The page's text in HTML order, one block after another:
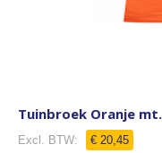
Tuinbroek Oranje
€ 20,45